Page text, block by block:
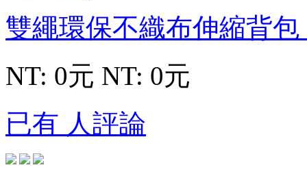
雙繩環保不織布伸縮背包
NT: 0元 NT: 0元
已有 人評論